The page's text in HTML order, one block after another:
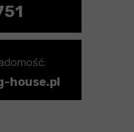
house.pl